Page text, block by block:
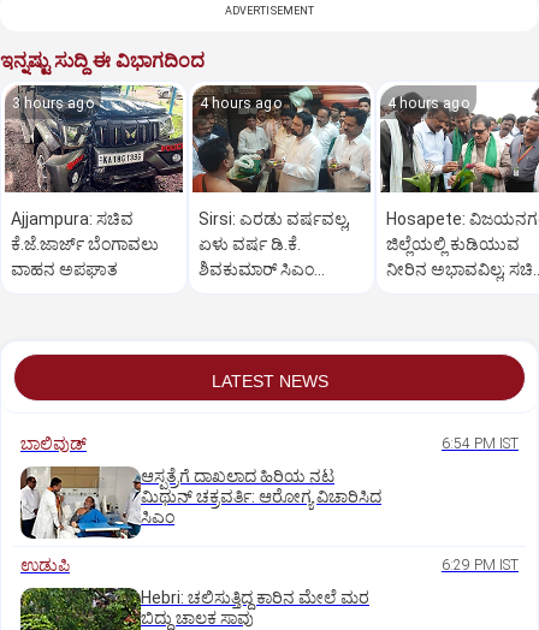
ADVERTISEMENT
ಇನ್ನಷ್ಟು ಸುದ್ದಿ ಈ ವಿಭಾಗದಿಂದ
3 hours ago
Ajjampura: ಸಚಿವ
ಕೆ.ಜೆ.ಜಾರ್ಜ್ ಬೆಂಗಾವಲು
ವಾಹನ ಅಪಘಾತ
4 hours ago
Sirsi: ಎರಡು ವರ್ಷವಲ್ಲ,
ಏಳು ವರ್ಷ ಡಿ.ಕೆ.
ಶಿವಕುಮಾರ್ ಸಿಎಂ
4 hours ago
Hosapete:
ಜಿಲ್ಲೆಯಲ್ಲಿ ಕುಡಿಯುವ
ನೀರಿನ ಅಭಾವವಿಲ್ಲ;
LATEST NEWS
ಬಾಲಿವುಡ್‌ 6:54 PM IST
ಆಸ್ಪತ್ರೆಗೆ ದಾಖಲಾದ ಹಿರಿಯ ನಟ
ಮಿಥುನ್ ಚಕ್ರವರ್ತಿ: ಆರೋಗ್ಯ ವಿಚಾರಿಸಿದ
ಸಿಎಂ
ಉಡುಪಿ 6:29 PM IST
Hebri: ಚಲಿಸುತ್ತಿದ್ದ ಕಾರಿನ ಮೇಲೆ ಮರ
ಬಿದ್ದು ಚಾಲಕ ಸಾವು